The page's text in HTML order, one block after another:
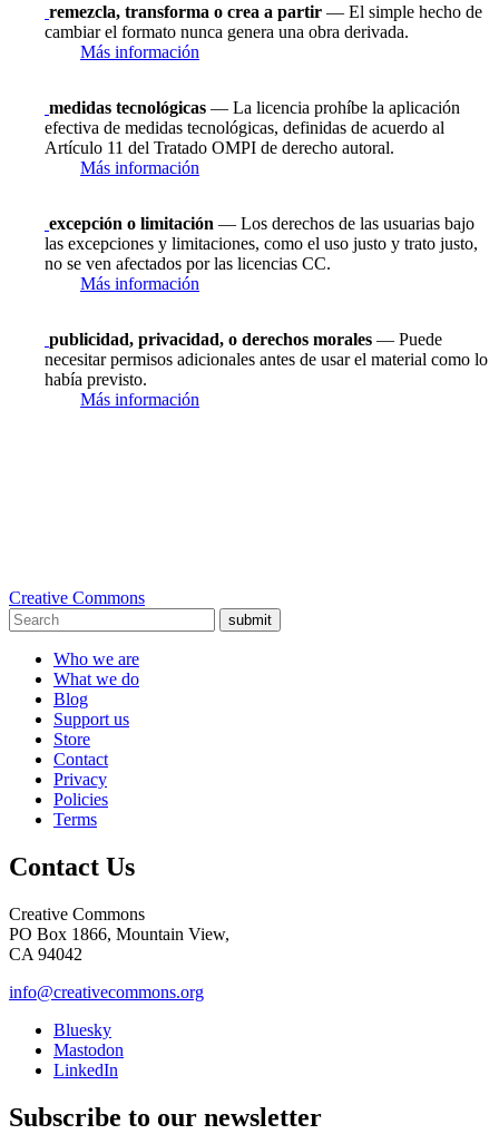
remezcla, transforma o crea a partir — El simple hecho de
cambiar el formato nunca genera una obra derivada.
Más información
medidas tecnológicas — La licencia prohíbe la aplicación
efectiva de medidas tecnológicas, definidas de acuerdo al
Artículo 11 del Tratado OMPI de derecho autoral.
Más información
excepción o limitación — Los derechos de las usuarias bajo
las excepciones y limitaciones, como el uso justo y trato justo,
no se ven afectados por las licencias CC.
Más información
publicidad, privacidad, o derechos morales — Puede
necesitar permisos adicionales antes de usar el material como lo
había previsto.
Más información
Creative Commons
submit
Who we are
What we do
Blog
Support us
Store
Contact
Privacy
Policies
Terms
Contact Us
Creative Commons
PO Box 1866, Mountain View,
CA 94042
info@creativecommons.org
Bluesky
Mastodon
LinkedIn
Subscribe to our newsletter